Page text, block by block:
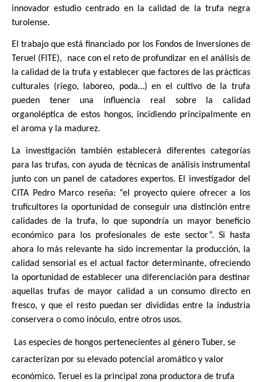
innovador estudio centrado en la calidad de la trufa negra
turolense.
El trabajo que está financiado por los Fondos de Inversiones de
Teruel (FITE),  nace con el reto de profundizar en el análisis de
la calidad de la trufa y establecer que factores de las prácticas
culturales (riego, laboreo, poda…) en el cultivo de la trufa
pueden tener una influencia real sobre la calidad
organoléptica de estos hongos, incidiendo principalmente en
el aroma y la madurez.
La investigación también establecerá diferentes categorías
para las trufas, con ayuda de técnicas de análisis instrumental
junto con un panel de catadores expertos. El investigador del
CITA Pedro Marco reseña: “el proyecto quiere ofrecer a los
truficultores la oportunidad de conseguir una distinción entre
calidades de la trufa, lo que supondría un mayor beneficio
económico para los profesionales de este sector”. Si hasta
ahora lo más relevante ha sido incrementar la producción, la
calidad sensorial es el actual factor determinante, ofreciendo
la oportunidad de establecer una diferenciación para destinar
aquellas trufas de mayor calidad a un consumo directo en
fresco, y que el resto puedan ser divididas entre la industria
conservera o como inóculo, entre otros usos.
caracterizan por su elevado potencial aromático y valor
económico. Teruel es la principal zona productora de trufa